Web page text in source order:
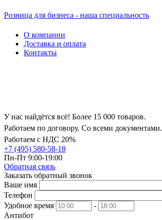
Розница для бизнеса - наша специальность
О компании
Доставка и оплата
Контакты
У нас найдётся всё! Более 15 000 товаров.
Работаем по договору. Со всеми документами.
Работаем с НДС 20%
+7 (495) 580-58-18
Пн-Пт 9:00-19:00
Обратная связь
Заказать обратный звонок
Ваше имя
Телефон
Удобное время
-
Антибот